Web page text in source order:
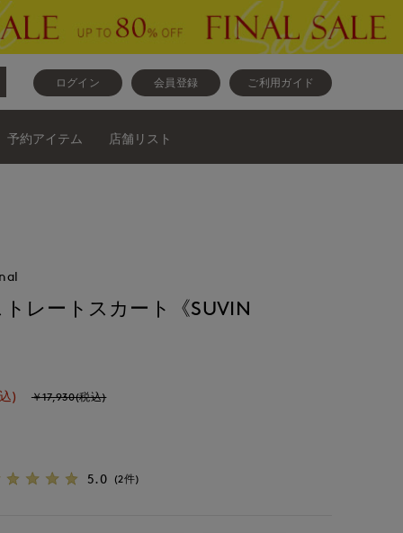
ログイン 会員登録 ご利用ガイド
予約アイテム 店舗リスト
レートスカート《SUVIN
) ￥17,930(税込)
5.0 (2件)